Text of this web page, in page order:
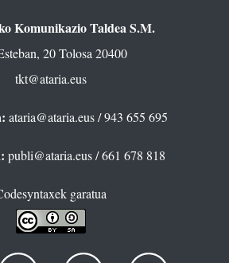
Komunikazio Taldea S.M.
20 Tolosa 20400
tkt@ataria.eus
ataria@ataria.eus/ 943 655 695
publi@ataria.eus/ 661 678 818
garatua